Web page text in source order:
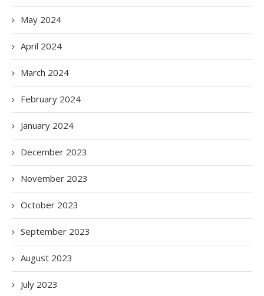
May 2024
April 2024
March 2024
February 2024
January 2024
December 2023
November 2023
October 2023
September 2023
August 2023
July 2023